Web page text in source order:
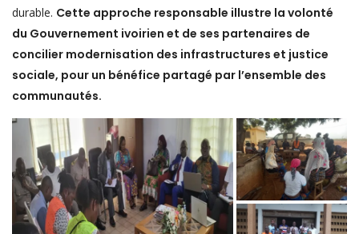
durable. Cette approche responsable illustre la volonté
du Gouvernement ivoirien et de ses partenaires de
concilier modernisation des infrastructures et justice
sociale, pour un bénéfice partagé par l’ensemble des
communautés.